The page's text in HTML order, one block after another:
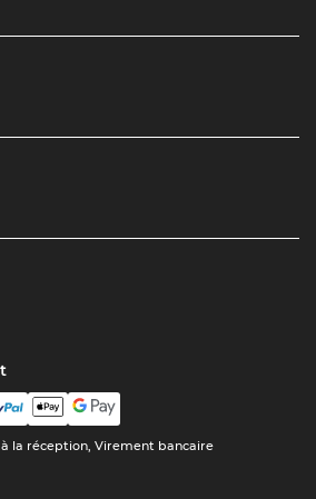
la réception, Virement bancaire